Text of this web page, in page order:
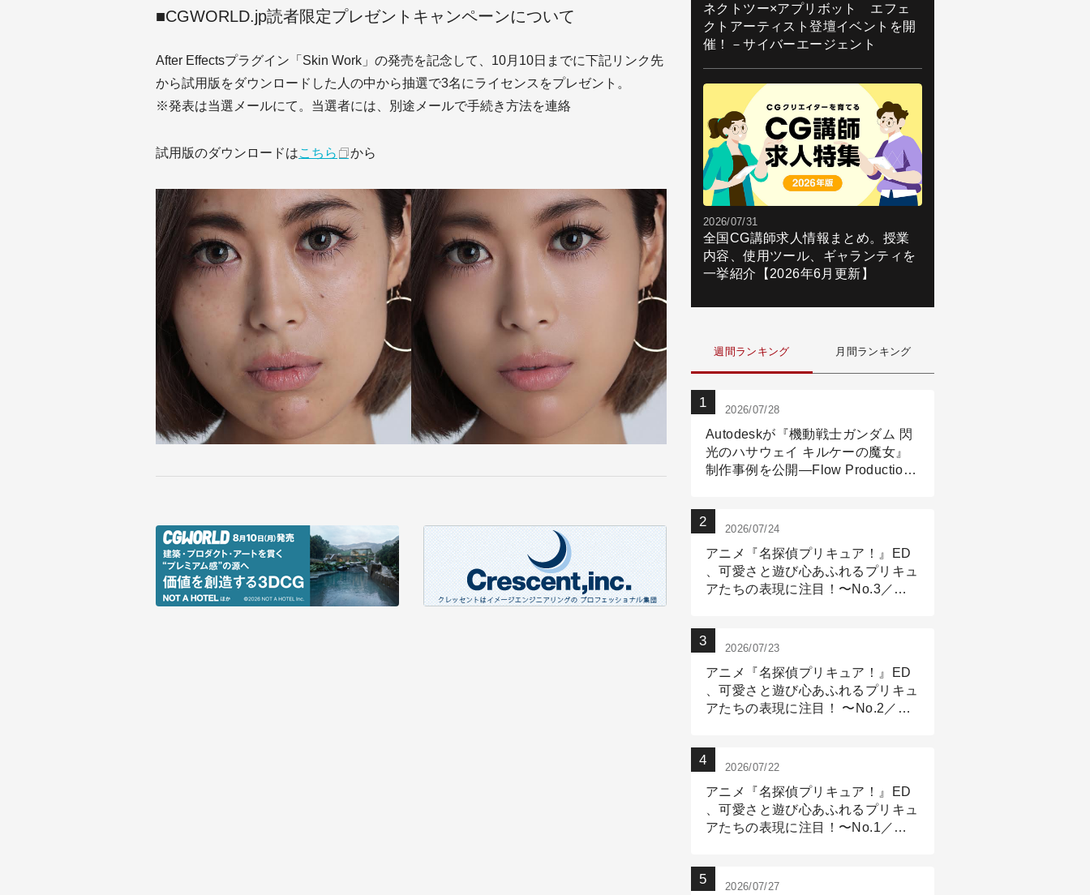
■CGWORLD.jp読者限定プレゼントキャンペーンについて
After Effectsプラグイン「Skin Work」の発売を記念して、10月10日までに下記リンク先
から試用版をダウンロードした人の中から抽選で3名にライセンスをプレゼント。
※発表は当選メールにて。当選者には、別途メールで手続き方法を連絡
試用版のダウンロードはこちら から
ネクトツー×アプリボット エフェ
クトアーティスト登壇イベントを開
催！－サイバーエージェント
2026/07/31
全国CG講師求人情報まとめ。授業
内容、使用ツール、ギャランティを
一挙紹介【2026年6月更新】
週間ランキング 月間ランキング
2026/07/28
Autodeskが『機動戦士ガンダム 閃
光のハサウェイ キルケーの魔女』
制作事例を公開―Flow Production
2026/07/24
アニメ『名探偵プリキュア！』ED
、可愛さと遊び心あふれるプリキュ
アたちの表現に注目！〜No.3／ア
2026/07/23
アニメ『名探偵プリキュア！』ED
、可愛さと遊び心あふれるプリキュ
アたちの表現に注目！ 〜No.2／モ
2026/07/22
アニメ『名探偵プリキュア！』ED
、可愛さと遊び心あふれるプリキュ
アたちの表現に注目！〜No.1／演
2026/07/27